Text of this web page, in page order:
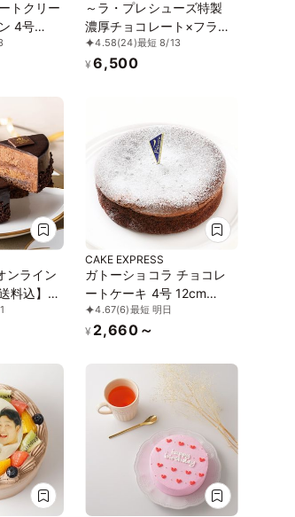
トクリー
4号
～ラ・プレシューズ特製
濃厚チョコレート×フラン
ボワーズ～ショコラフラン
ボワーズ
4.58(24)最短 8/13
¥ 6,500
ンライン
料込】ガ
コラ
CAKE EXPRESS
ガトーショコラ チョコレ
ートケーキ 4号 12cm
gateau-4
4.67(6)最短 明日
¥ 2,660～